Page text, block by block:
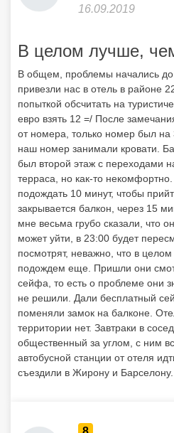
16.09.2019
В целом лучше,
В общем, проблемы начались до
привезли нас в отель в районе
попыткой обсчитать на
евро взять 12 =/ После
от номера, только номер был на
наш номер занимали кровати.
был второй этаж с переходами
терраса, но как-то
подождать 10 минут, чтобы
закрывается балкон, через 15
мне весьма грубо сказали, что
может уйти, в 23:00 будет
посмотрят, неважно, что в
подождем еще. Пришли они
сейфа, то есть о проблеме они
не решили. Дали бесплатный
поменяли замок на балконе.
территории нет. Завтраки в
общественный за углом, с ним
автобусной станции от отеля
съездили в Жирону и Барселону.